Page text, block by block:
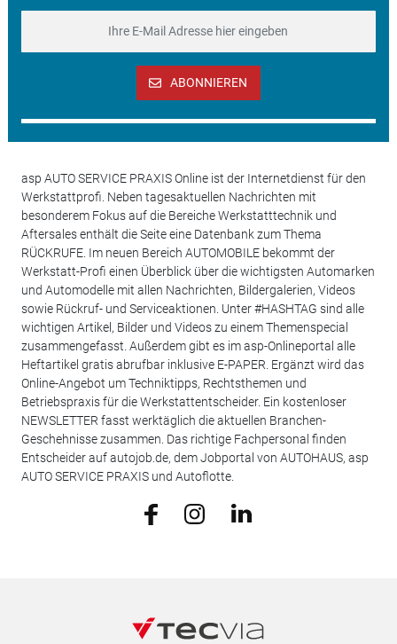
ABONNIEREN
asp AUTO SERVICE PRAXIS Online ist der Internetdienst für den
Werkstattprofi. Neben tagesaktuellen Nachrichten mit
besonderem Fokus auf die Bereiche Werkstatttechnik und
Aftersales enthält die Seite eine Datenbank zum Thema
RÜCKRUFE. Im neuen Bereich AUTOMOBILE bekommt der
Werkstatt-Profi einen Überblick über die wichtigsten Automarken
und Automodelle mit allen Nachrichten, Bildergalerien, Videos
sowie Rückruf- und Serviceaktionen. Unter #HASHTAG sind alle
wichtigen Artikel, Bilder und Videos zu einem Themenspecial
zusammengefasst. Außerdem gibt es im asp-Onlineportal alle
Heftartikel gratis abrufbar inklusive E-PAPER. Ergänzt wird das
Online-Angebot um Techniktipps, Rechtsthemen und
Betriebspraxis für die Werkstattentscheider. Ein kostenloser
NEWSLETTER fasst werktäglich die aktuellen Branchen-
Geschehnisse zusammen. Das richtige Fachpersonal finden
Entscheider auf autojob.de, dem Jobportal von AUTOHAUS, asp
AUTO SERVICE PRAXIS und Autoflotte.